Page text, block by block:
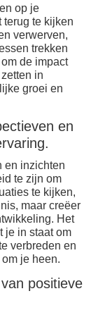
op je
terug te kijken
verwerven,
trekken
de impact
in
groei en
en
en inzichten
te zijn om
te kijken,
maar creëer
Het
je in staat om
verbreden en
je heen.
positieve